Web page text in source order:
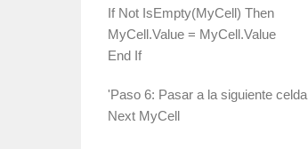
If Not IsEmpty(MyCell) Then
MyCell.Value = MyCell.Value
End If
'Paso 6: Pasar a la siguiente celda
Next MyCell